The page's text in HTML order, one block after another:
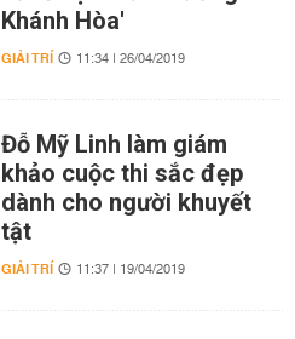
Khánh Hòa'
GIẢI TRÍ 11:34 | 26/04/2019
Đỗ Mỹ Linh làm giám
khảo cuộc thi sắc đẹp
dành cho người khuyết
tật
GIẢI TRÍ 11:37 | 19/04/2019